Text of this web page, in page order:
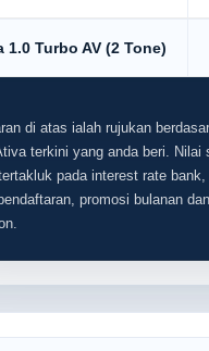
1.0 Turbo AV (2 Tone)
di atas ialah rujukan
terkini yang anda beri. Nilai
pada interest rate bank,
promosi bulanan